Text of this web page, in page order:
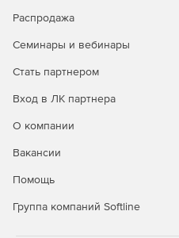
Распродажа
Семинары и вебинары
Стать партнером
Вход в ЛК партнера
О компании
Вакансии
Помощь
Группа компаний Softline